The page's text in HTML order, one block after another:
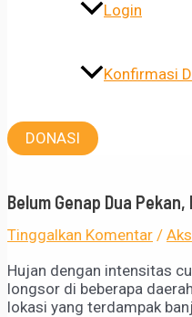
Login
Konfirmasi
DONASI
Belum Genap Dua
Tinggalkan Komentar /
Hujan dengan intensitas
longsor di beberapa
lokasi yang terdampak